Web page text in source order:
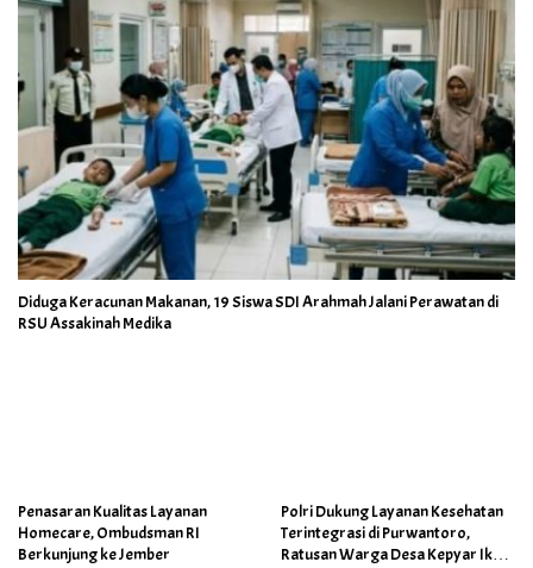
Diduga Keracunan Makanan, 19 Siswa SDI Arahmah Jalani Perawatan di
RSU Assakinah Medika
Penasaran Kualitas Layanan
Homecare, Ombudsman RI
Berkunjung ke Jember
Polri Dukung Layanan Kesehatan
Terintegrasi di Purwantoro,
Ratusan Warga Desa Kepyar Ikuti